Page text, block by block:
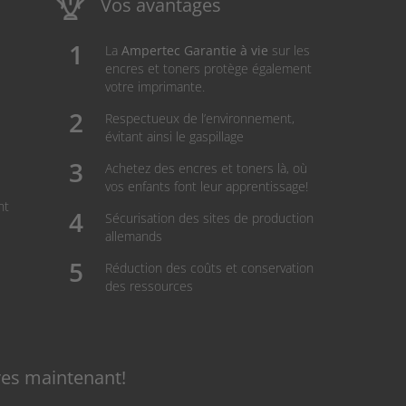
Vos avantages
La Ampertec Garantie à vie sur les
encres et toners protège également
votre imprimante.
Respectueux de l’environnement,
évitant ainsi le gaspillage
Achetez des encres et toners là, où
vos enfants font leur apprentissage!
Sécurisation des sites de production
allemands
Réduction des coûts et conservation
des ressources
maintenant!